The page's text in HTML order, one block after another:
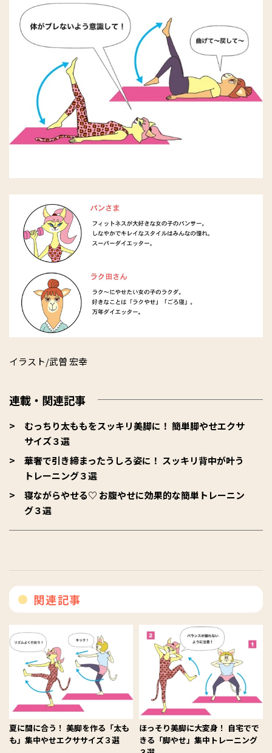
イラスト/武曽 宏幸
連載・関連記事
むっちり太ももをスッキリ美脚に！ 簡単脚やせエクサ
サイズ３選
華奢で引き締まったうしろ姿に！ スッキリ背中が叶う
トレーニング３選
寝ながらやせる♡ お腹やせに効果的な簡単トレーニン
グ３選
関連記事
夏に間に合う！ 美脚を作る「太も
も」集中やせエクササイズ３選
ほっそり美脚に大変身！ 自宅でで
きる「脚やせ」集中トレーニング